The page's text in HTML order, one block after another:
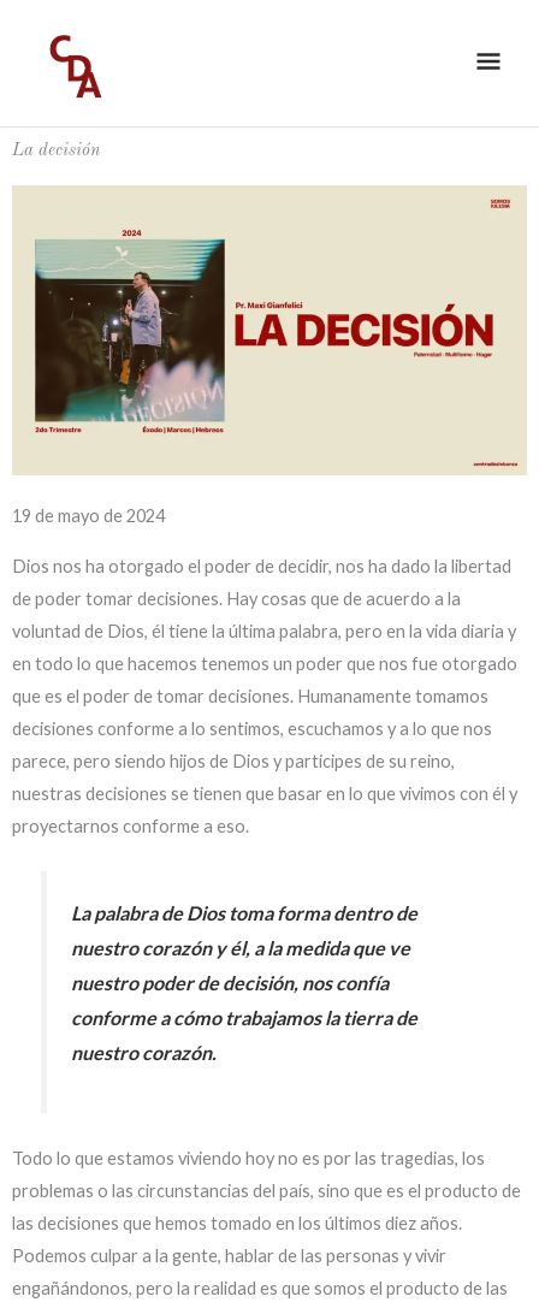
contenido
La decisión
19 de mayo de 2024
Dios nos ha otorgado el poder de decidir, nos ha dado la libertad
de poder tomar decisiones. Hay cosas que de acuerdo a la
voluntad de Dios, él tiene la última palabra, pero en la vida diaria y
en todo lo que hacemos tenemos un poder que nos fue otorgado
que es el poder de tomar decisiones. Humanamente tomamos
decisiones conforme a lo sentimos, escuchamos y a lo que nos
parece, pero siendo hijos de Dios y participes de su reino,
nuestras decisiones se tienen que basar en lo que vivimos con él y
proyectarnos conforme a eso.
La palabra de Dios toma forma dentro de
nuestro corazón y él, a la medida que ve
nuestro poder de decisión, nos confía
conforme a cómo trabajamos la tierra de
nuestro corazón.
Todo lo que estamos viviendo hoy no es por las tragedias, los
problemas o las circunstancias del país, sino que es el producto de
las decisiones que hemos tomado en los últimos diez años.
Podemos culpar a la gente, hablar de las personas y vivir
engañándonos, pero la realidad es que somos el producto de las